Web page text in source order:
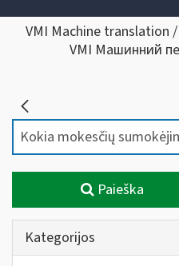
VMI Machine
VMI Машинний
Paieška
Kategorijos